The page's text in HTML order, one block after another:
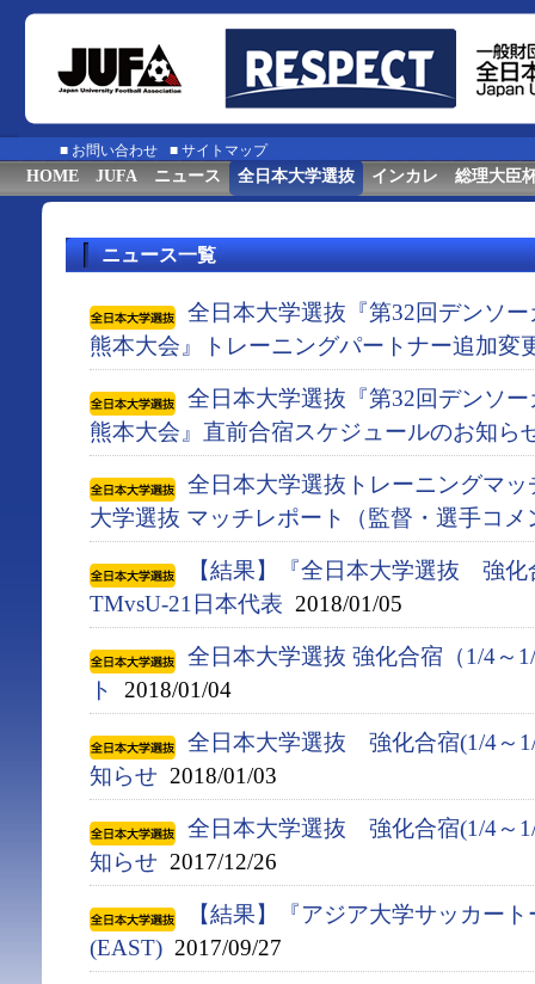
■ お問い合わせ ■ サイトマップ
HOME JUFA ニュース 全日本大学選抜 インカレ 総理大臣
ニュース一覧
全日本大学選抜『第32回デンソ
熊本大会』トレーニングパートナー追加変
全日本大学選抜『第32回デンソ
熊本大会』直前合宿スケジュールのお知ら
全日本大学選抜トレーニングマ
大学選抜 マッチレポート（監督・選手コメ
【結果】『全日本大学選抜 強
TMvsU-21日本代表 2018/01/05
全日本大学選抜 強化合宿（1/4～
ト
2018/01/04
全日本大学選抜 強化合宿(1/4～
知らせ 2018/01/03
全日本大学選抜 強化合宿(1/4～
知らせ 2017/12/26
【結果】『アジア大学サッカー
(EAST) 2017/09/27